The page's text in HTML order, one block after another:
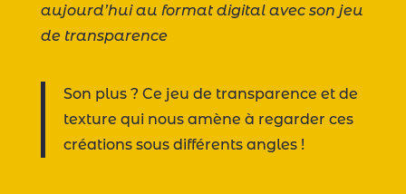
aujourd’hui au format digital avec son jeu
de transparence
Son plus ? Ce jeu de transparence et de
texture qui nous amène à regarder ces
créations sous différents angles !